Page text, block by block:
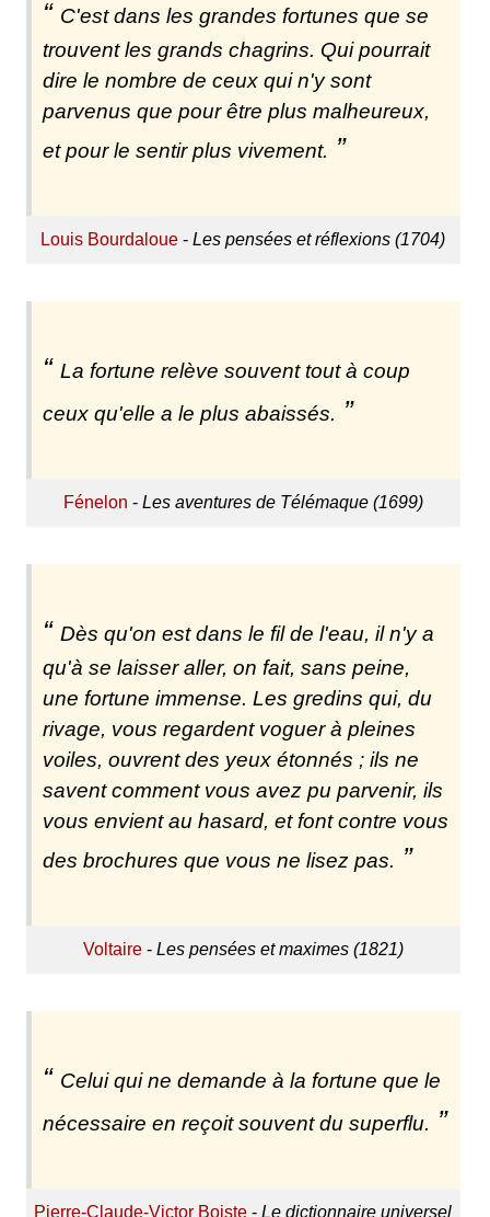
C'est dans les grandes fortunes que se
trouvent les grands chagrins. Qui pourrait
dire le nombre de ceux qui n'y sont
parvenus que pour être plus malheureux,
et pour le sentir plus vivement.
Louis Bourdaloue -Les pensées et réflexions (1704)
La fortune relève souvent tout à coup
ceux qu'elle a le plus abaissés.
Fénelon - Les aventures de Télémaque (1699)
Dès qu'on est dans le fil de l'eau, il n'y a
qu'à se laisser aller, on fait, sans peine,
une fortune immense. Les gredins qui, du
rivage, vous regardent voguer à pleines
voiles, ouvrent des yeux étonnés ; ils ne
savent comment vous avez pu parvenir, ils
vous envient au hasard, et font contre vous
des brochures que vous ne lisez pas.
Voltaire- Les pensées et maximes (1821)
Celui qui ne demande à la fortune que le
nécessaire en reçoit souvent du superflu.
Pierre-Claude-Victor Boiste -Le dictionnaire universel